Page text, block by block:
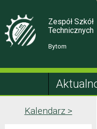
Content
navigation
Zespół Szkół
Technicznych
Bytom
Kalendarz >